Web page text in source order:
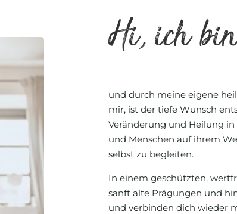
Hi, ich
und durch meine eigene
mir, ist der tiefe Wunsch
Veränderung und Heilung
und Menschen auf ihrem
selbst zu begleiten.
In einem geschützten,
sanft alte Prägungen und
und verbinden dich wieder